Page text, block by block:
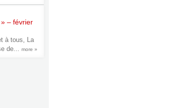
– février
à tous, La
de... more »